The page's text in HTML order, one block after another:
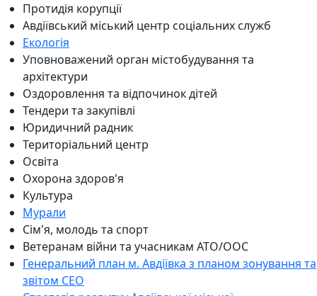
Протидія корупції
Авдіївський міський центр соціальних служб
Екологія
Уповноважений орган містобудування та
архітектури
Оздоровлення та відпочинок дітей
Тендери та закупівлі
Юридичний радник
Територіальний центр
Освіта
Охорона здоров'я
Культура
Мурали
Сім'я, молодь та спорт
Ветеранам війни та учасникам АТО/ООС
Генеральний план м. Авдіївка з планом зонування та
звітом СЕО